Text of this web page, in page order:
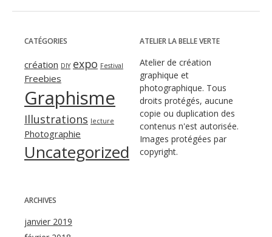
CATÉGORIES
création DIY expo Festival
Freebies
Graphisme
Illustrations lecture
Photographie
Uncategorized
ATELIER LA BELLE VERTE
Atelier de création
graphique et
photographique. Tous
droits protégés, aucune
copie ou duplication des
contenus n'est autorisée.
Images protégées par
copyright.
ARCHIVES
janvier 2019